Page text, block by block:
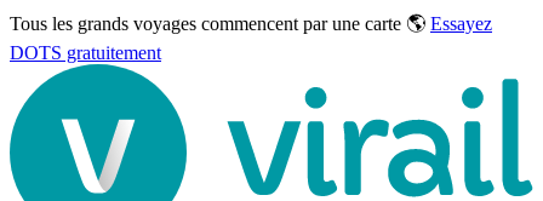
Tous les grands voyages commencent par une carte 🌎 Essayez
DOTS gratuitement